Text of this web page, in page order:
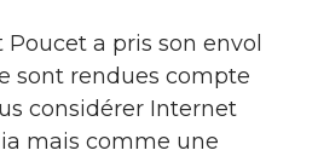
a pris son envol
sont rendues compte
considérer Internet
mais comme une